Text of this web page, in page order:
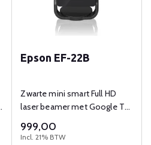
Epson EF-22B
Zwarte mini smart Full HD
laser beamer met Google TV
standaard
999,00
Incl. 21% BTW